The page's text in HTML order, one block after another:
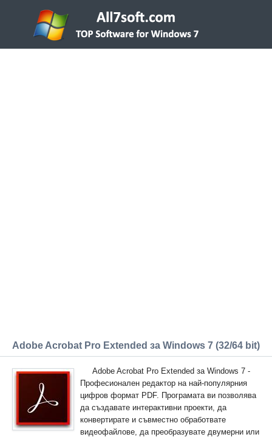
Adobe Acrobat Pro Extended за Windows 7 (32/64 bit)
Adobe Acrobat Pro Extended за Windows 7 -
Професионален редактор на най-популярния
цифров формат PDF. Програмата ви позволява
да създавате интерактивни проекти, да
конвертирате и съвместно обработвате
видеофайлове, да преобразувате двумерни или